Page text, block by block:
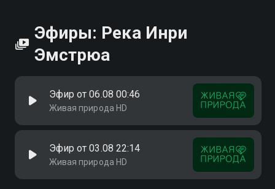
Эфиры: Река Инри
Эмстрюа
Эфир от 06.08 00:46
Живая природа HD
Эфир от 03.08 22:14
Живая природа HD